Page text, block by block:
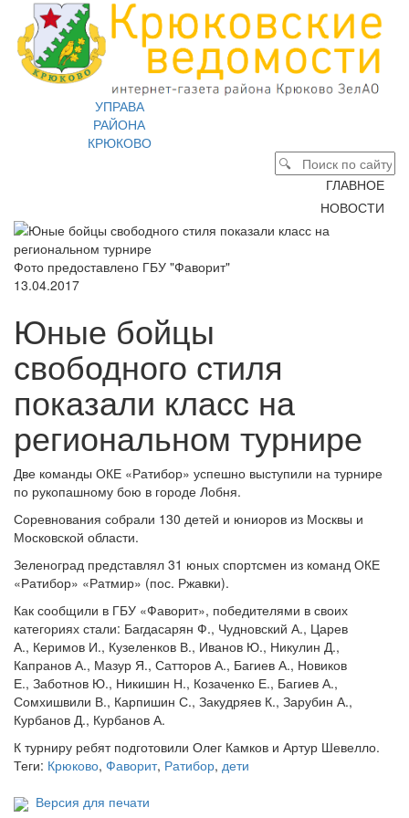
УПРАВА
РАЙОНА
КРЮКОВО
ГЛАВНОЕ
НОВОСТИ
Фото предоставлено ГБУ "Фаворит"
13.04.2017
Юные бойцы
свободного стиля
показали класс на
региональном турнире
Две команды ОКЕ «Ратибор» успешно выступили на турнире
по рукопашному бою в городе Лобня.
Соревнования собрали 130 детей и юниоров из Москвы и
Московской области.
Зеленоград представлял 31 юных спортсмен из команд ОКЕ
«Ратибор» «Ратмир» (пос. Ржавки).
Как сообщили в ГБУ «Фаворит», победителями в своих
категориях стали: Багдасарян Ф., Чудновский А., Царев
А., Керимов И., Кузеленков В., Иванов Ю., Никулин Д.,
Капранов А., Мазур Я., Сатторов А., Багиев А., Новиков
Е., Заботнов Ю., Никишин Н., Козаченко Е., Багиев А.,
Сомхишвили В., Карпишин С., Закудряев К., Зарубин А.,
Курбанов Д., Курбанов А.
К турниру ребят подготовили Олег Камков и Артур Шевелло.
Теги: Крюково, Фаворит, Ратибор, дети
Версия для печати